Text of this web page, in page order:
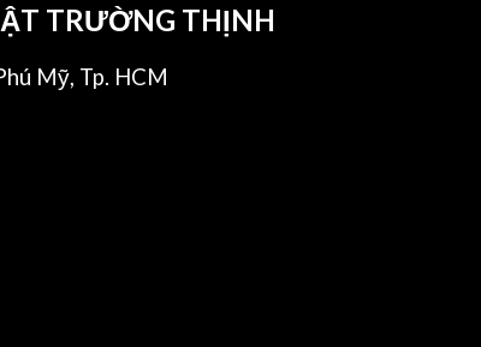
TRƯỜNG THỊNH
Mỹ, Tp. HCM